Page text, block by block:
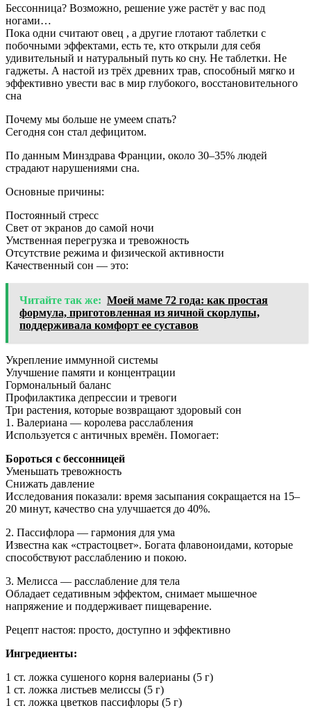
Бессонница? Возможно, решение уже растёт у вас под
ногами…
Пока одни считают овец , а другие глотают таблетки с
побочными эффектами, есть те, кто открыли для себя
удивительный и натуральный путь ко сну. Не таблетки. Не
гаджеты. А настой из трёх древних трав, способный мягко и
эффективно увести вас в мир глубокого, восстановительного
сна
Почему мы больше не умеем спать?
Сегодня сон стал дефицитом.
По данным Минздрава Франции, около 30–35% людей
страдают нарушениями сна.
Основные причины:
Постоянный стресс
Свет от экранов до самой ночи
Умственная перегрузка и тревожность
Отсутствие режима и физической активности
Качественный сон — это:
Читайте так же: Моей маме 72 года: как простая
формула, приготовленная из яичной скорлупы,
поддерживала комфорт ее суставов
Укрепление иммунной системы
Улучшение памяти и концентрации
Гормональный баланс
Профилактика депрессии и тревоги
Три растения, которые возвращают здоровый сон
1. Валериана — королева расслабления
Используется с античных времён. Помогает:
Бороться с бессонницей
Уменьшать тревожность
Снижать давление
Исследования показали: время засыпания сокращается на 15–
20 минут, качество сна улучшается до 40%.
2. Пассифлора — гармония для ума
Известна как «страстоцвет». Богата флавоноидами, которые
способствуют расслаблению и покою.
3. Мелисса — расслабление для тела
Обладает седативным эффектом, снимает мышечное
напряжение и поддерживает пищеварение.
Рецепт настоя: просто, доступно и эффективно
Ингредиенты:
1 ст. ложка сушеного корня валерианы (5 г)
1 ст. ложка листьев мелиссы (5 г)
1 ст. ложка цветков пассифлоры (5 г)